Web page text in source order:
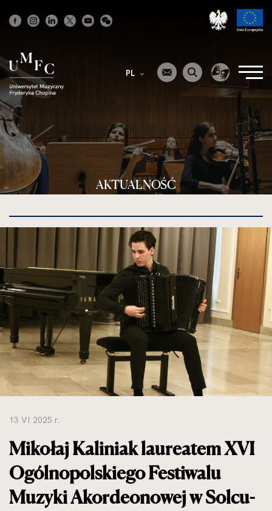
główna
PL
AKTUALNOŚĆ
kliknięcie
spowoduje
powiększenie
zdjęcia
do
rozmiarów
oryginalnych
13 VI 2025 r.
Mikołaj Kaliniak laureatem XVI
Ogólnopolskiego Festiwalu
Muzyki Akordeonowej w Solcu-